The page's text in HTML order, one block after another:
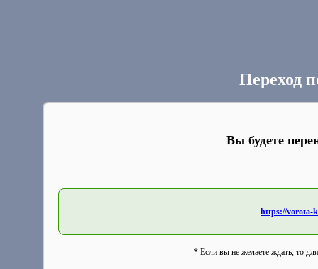
Переход
Вы будете
https://vorota-
* Если вы не желаете ждать, то